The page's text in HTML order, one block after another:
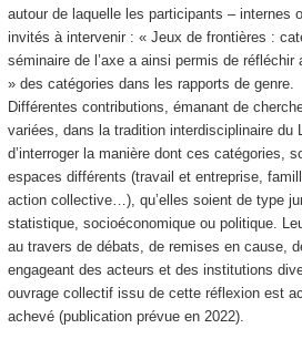
autour de laquelle les participants – internes
invités à intervenir : « Jeux de frontières :
séminaire de l’axe a ainsi permis de
» des catégories dans les rapports de genre.
Différentes contributions, émanant de
variées, dans la tradition interdisciplinaire du
d’interroger la manière dont ces catégories,
espaces différents (travail et entreprise,
action collective…), qu’elles soient de type
statistique, socioéconomique ou politique.
au travers de débats, de remises en cause,
engageant des acteurs et des institutions
ouvrage collectif issu de cette réflexion est
achevé (publication prévue en 2022).